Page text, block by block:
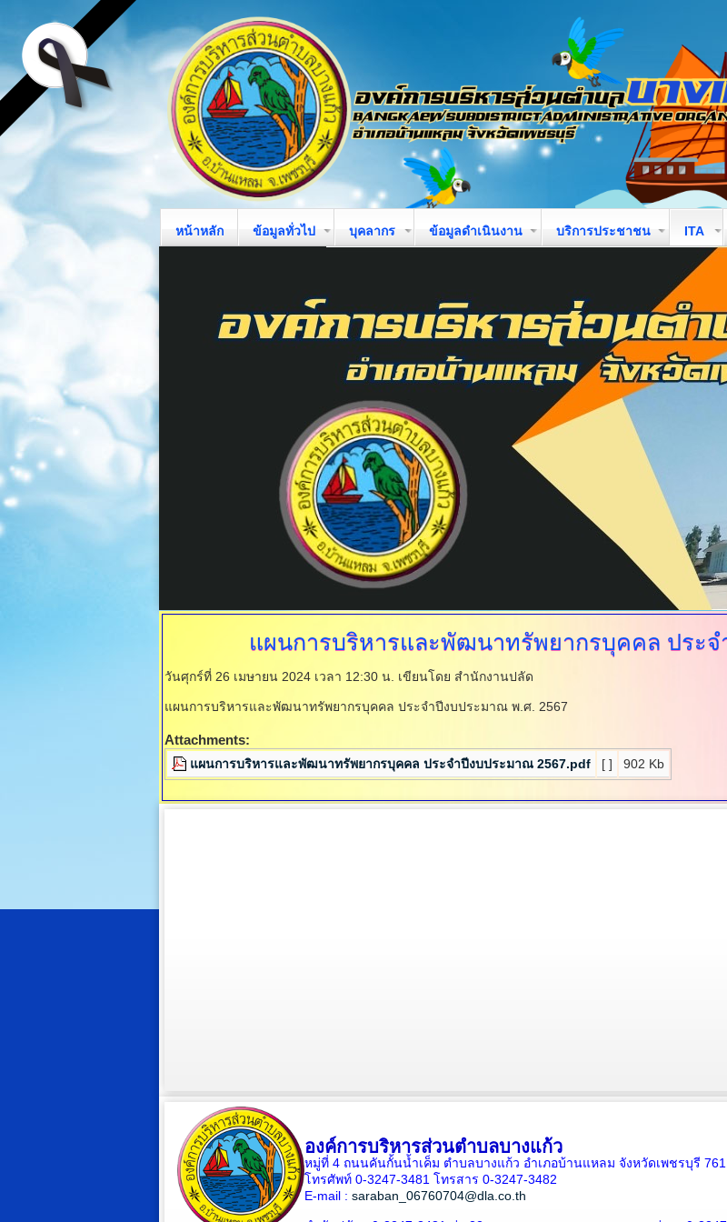
หน้าหลัก ข้อมูลทั่วไป บุคลากร ข้อมูลดำเนินงาน บริการประชาชน ITA
แผนการบริหารและพัฒนาทรัพยากรบุคคล ประ
วันศุกร์ที่ 26 เมษายน 2024 เวลา 12:30 น. เขียนโดย สำนักงานปลัด
แผนการบริหารและพัฒนาทรัพยากรบุคคล ประจำปีงบประมาณ พ.ศ. 2567
Attachments:
แผนการบริหารและพัฒนาทรัพยากรบุคคล ประจำปีงบประมาณ 2567.pdf [ ] 902 Kb
องค์การบริหารส่วนตำบลบางแก้ว
หมู่ที่ 4 ถนนคันกั้นน้ำเค็ม ตำบลบางแก้ว อำเภอบ้านแหลม จังหวัดเพชรบุรี
โทรศัพท์ 0-3247-3481 โทรสาร 0-3247-3482
E-mail : saraban_06760704@dla.co.th